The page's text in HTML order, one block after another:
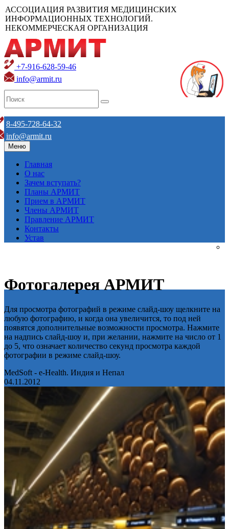
АССОЦИАЦИЯ РАЗВИТИЯ МЕДИЦИНСКИХ
ИНФОРМАЦИОННЫХ ТЕХНОЛОГИЙ.
НЕКОММЕРЧЕСКАЯ ОРГАНИЗАЦИЯ
+7-916-628-59-46
info@armit.ru
8-495-728-64-32
info@armit.ru
Меню
Главная
О нас
Зачем вступать?
Планы АРМИТ
Прием в АРМИТ
Члены АРМИТ
Правление АРМИТ
Контакты
Устав
Фотогалерея АРМИТ
Для просмотра фотографий в режиме слайд-шоу щелкните на
любую фотографию, и когда она увеличится, то под ней
появятся дополнительные возможности просмотра. Нажмите
на надпись слайд-шоу и, при желании, нажмите на число от 1
до 5, что означает количество секунд просмотра каждой
фотографии в режиме слайд-шоу.
MedSoft - e-Health. Индия и Непал
04.11.2012